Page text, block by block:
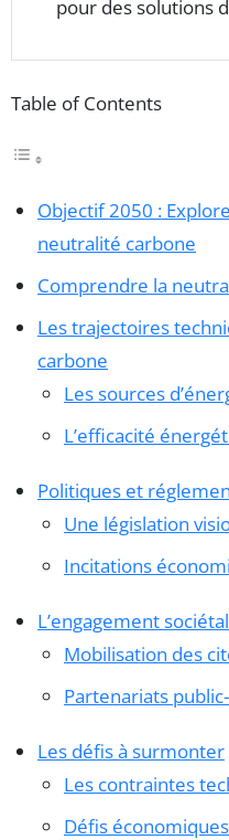
pour des solutions
Table of Contents
Objectif 2050 :
neutralité carbone
Comprendre la
Les trajectoires
carbone
Les sources
L’efficacité
Politiques et
Une législation
Incitations
L’engagement
Mobilisation des
Partenariats
Les défis à surmonter
Les contraintes
Défis économiques